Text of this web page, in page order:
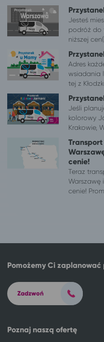
Toruń
Kudowa-
Toruń
Suwałki
Toruń
Augustów
Toruń
Łódź
Toruń
Niechorze
Toruń
Międzywodzie
Międzywodzie
Toruń
Rewal
Toruń
Międzyzdroje
Toruń
Poznań
Toruń
Jelenia Góra
Toruń
Kraków
Mrzeżyno
Busko-Zdrój
Rzeszów
Toruń
Mielno
Toruń
Kołobrzeg
Turek
Toruń
Tychy
Toruń
Wizna
Toruń
Jesteś
podróż do
niższej
Adres
wsiadania
tej z
Jeśli
kolorowy
Krakowie,
cenie!
Teraz
Warszawę
cenie!
Poznaj naszą ofertę
Pomożemy Ci
Zadzwoń